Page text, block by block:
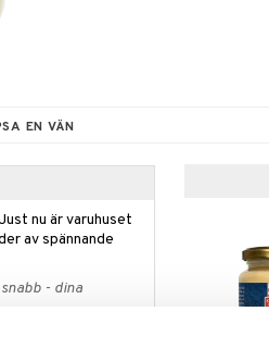
EN VÄN
nu är varuhuset
av spännande
- dina